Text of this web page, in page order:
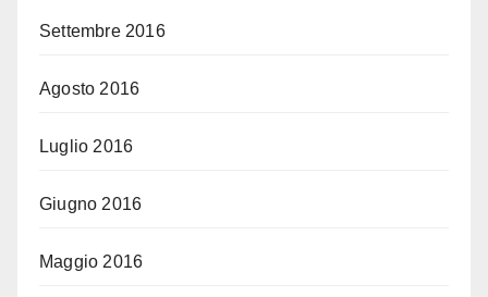
Settembre 2016
Agosto 2016
Luglio 2016
Giugno 2016
Maggio 2016